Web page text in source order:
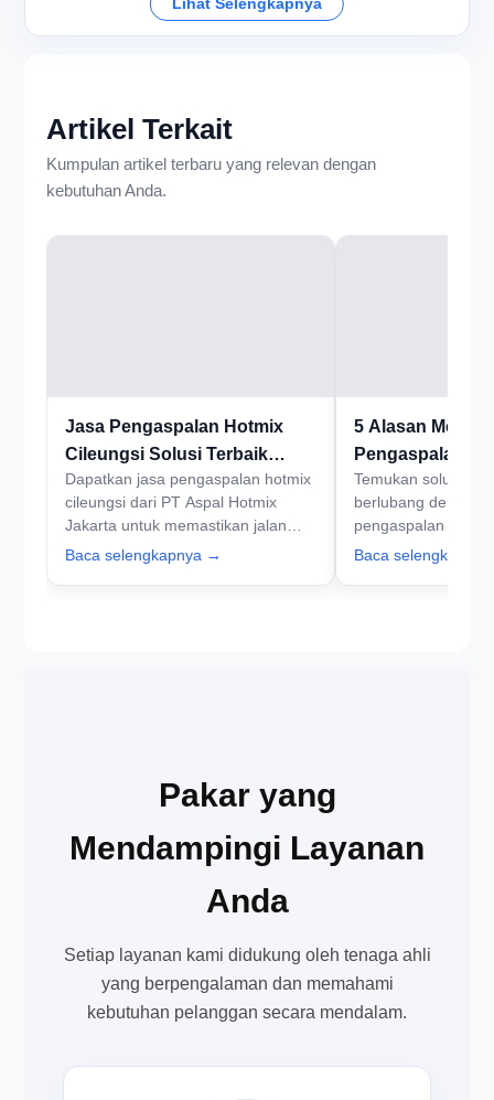
Lihat Selengkapnya
Artikel Terkait
Kumpulan artikel terbaru yang relevan dengan
kebutuhan Anda.
Jasa Pengaspalan Hotmix
Cileungsi Solusi Terbaik
untuk Jalan Berkualitas
Dapatkan jasa pengaspalan hotmix
cileungsi dari PT Aspal Hotmix
Jakarta untuk memastikan jalan
Anda berkualitas dan tahan lama.
Baca selengkapnya →
5 Alasan
Pengaspalan
Cileungsi yang
Temukan solusi
berlubang dengan
pengaspalan
PT Aspal Hotmix
Baca
Pakar yang
Mendampingi Layanan
Anda
Setiap layanan kami didukung oleh tenaga ahli
yang berpengalaman dan memahami
kebutuhan pelanggan secara mendalam.